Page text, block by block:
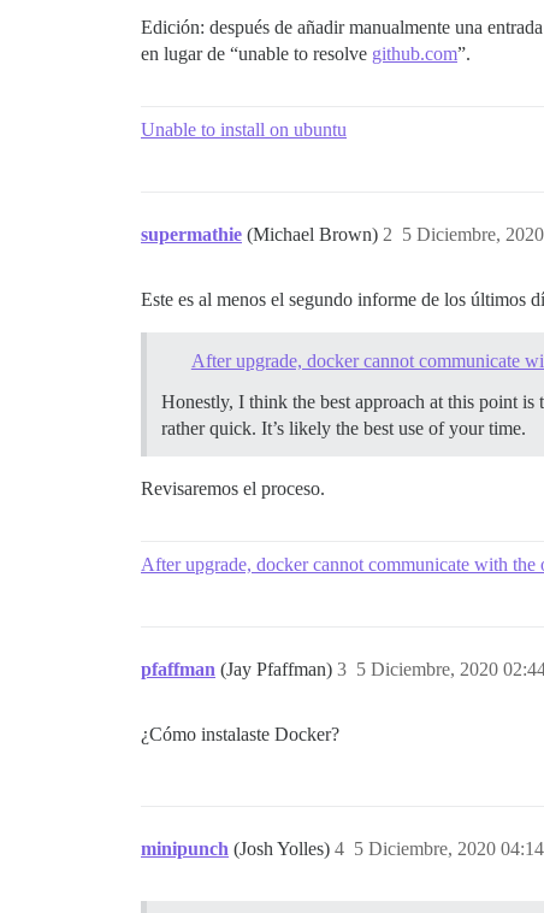
Edición: después de añadir manualmente una
en lugar de “unable to resolve github.com”.
Unable to install on ubuntu
supermathie (Michael Brown) 5 Diciembre,
2
Este es al menos el segundo informe de los últimos
After upgrade, docker cannot communicate
Honestly, I think the best approach at this point is
rather quick. It’s likely the best use of your time.
Revisaremos el proceso.
After upgrade, docker cannot communicate with the
pfaffman (Jay Pfaffman) 5 Diciembre, 2020
3
¿Cómo instalaste Docker?
minipunch (Josh Yolles) 5 Diciembre, 2020 04:14
4